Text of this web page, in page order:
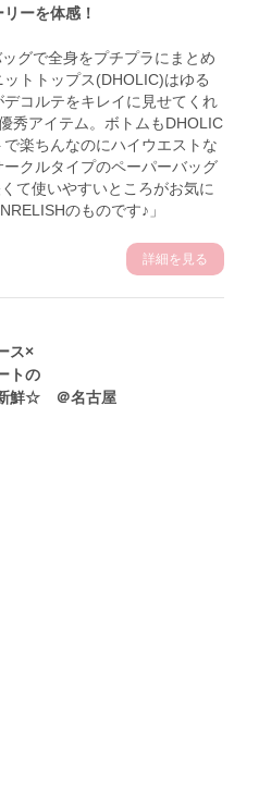
ーを体感！
グで全身をプチプラにまとめ
トトップス(DHOLIC)はゆる
コルテをキレイに見せてくれ
秀アイテム。ボトムもDHOLIC
楽ちんなのにハイウエストな
クルタイプのペーパーバッグ
て使いやすいところがお気に
のものです♪」
詳細を見る
ス×
トの
鮮☆ ＠名古屋